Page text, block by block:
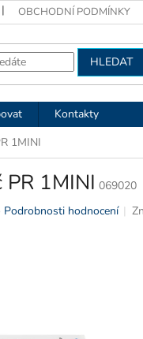
OBCHODNÍ PODMÍNKY
HLEDAT
Kontakty
1MINI
1MINI 069020
Podrobnosti hodnocení